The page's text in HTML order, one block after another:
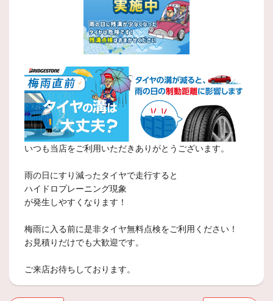
いつも当店をご利用いただきありがとうございます。
雨の日にすり減ったタイヤで走行すると
ハイドロプレーニング現象
が発生しやすくなります！
梅雨に入る前に是非タイヤ無料点検をご利用ください！
お見積りだけでも大歓迎です。
ご来店お待ちしております。